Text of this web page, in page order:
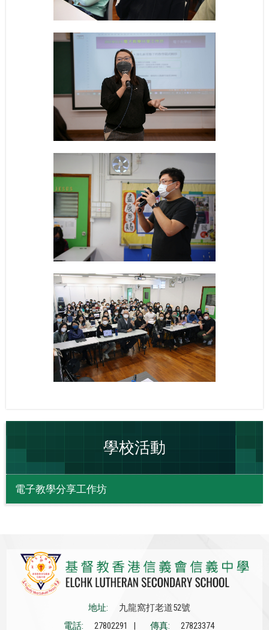
學校活動
電子教學分享工作坊
地址:
九龍窩打老道52號
電話:
27802291 | 傳真: 27823374